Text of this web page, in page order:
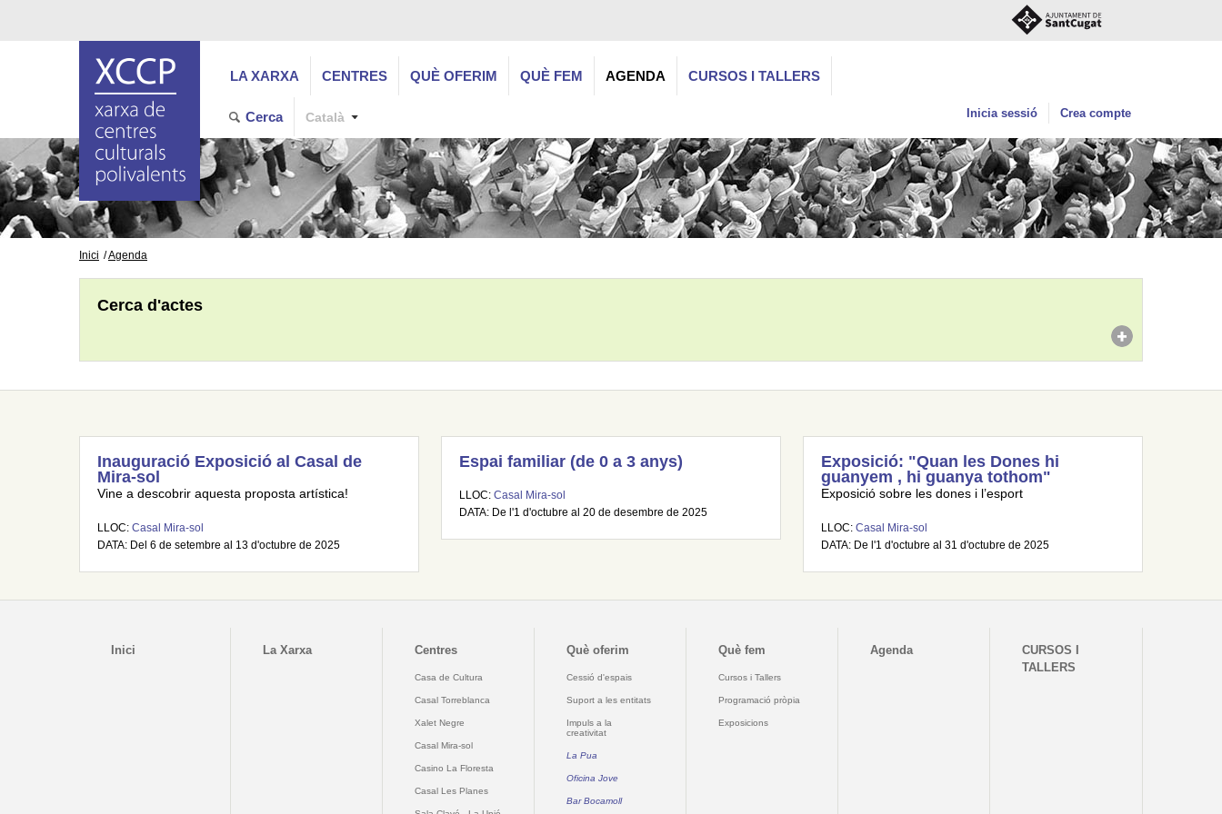
LA XARXA CENTRES QUÈ OFERIM QUÈ FEM AGENDA CURSOS I TALLERS
Cerca Català Inicia sessió Crea compte
Inici Agenda
Cerca d'actes
Inauguració Exposició al Casal de
Mira-sol
Vine a descobrir aquesta proposta artística!
LLOC: Casal Mira-sol
DATA: Del 6 de setembre al 13 d'octubre de 2025
Espai familiar (de 0 a 3 anys)
LLOC: Casal Mira-sol
DATA: De l'1 d'octubre al 20 de desembre de 2025
Exposició: "Quan les Dones hi
guanyem , hi guanya tothom"
Exposició sobre les dones i l’esport
LLOC: Casal Mira-sol
DATA: De l'1 d'octubre al 31 d'octubre de 2025
Inici La Xarxa Centres
Casa de Cultura
Casal Torreblanca
Xalet Negre
Casal Mira-sol
Casino La Floresta
Casal Les Planes
Què oferim
Cessió d'espais
Suport a les entitats
Impuls a la
creativitat
La Pua
Oficina Jove
Bar Bocamoll
Què fem
Cursos i Tallers
Programació pròpia
Exposicions
Agenda
CURSOS I
TALLERS